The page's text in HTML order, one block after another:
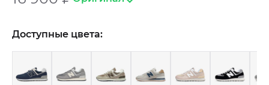
Доступные цвета: